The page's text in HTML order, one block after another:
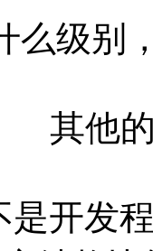
么级别
其他
是开发